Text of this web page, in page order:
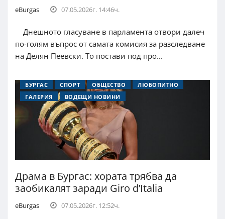
eBurgas 07.05.2026г. 14:46ч.
Днешното гласуване в парламента отвори далеч
по-голям въпрос от самата комисия за разследване
на Делян Пеевски. То постави под про...
БУРГАС СПОРТ ОБЩЕСТВО
ЛЮБОПИТНО
ГАЛЕРИЯ
ВОДЕЩИ НОВИНИ
Драма в Бургас: хората трябва да
заобикалят заради Giro d’Italia
eBurgas 07.05.2026г. 12:52ч.